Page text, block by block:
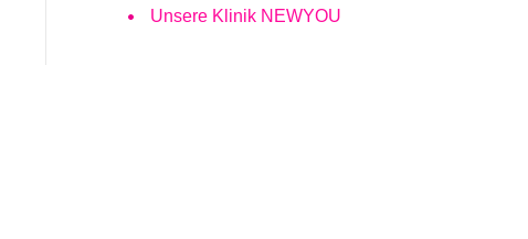
Unsere Klinik NEWYOU